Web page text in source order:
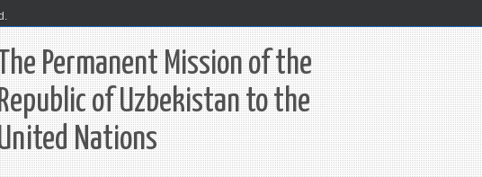
Permanent Mission of the
of Uzbekistan to the
Nations